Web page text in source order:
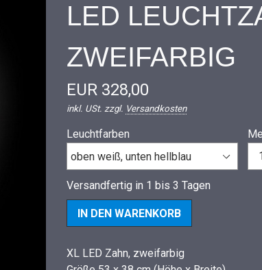
LED
ZWEIFARBIG
EUR 328,00
inkl. USt. zzgl. Versandkosten
Leuchtfarben
Versandfertig in 1 bis 3 Tagen
XL LED Zahn, zweifarbig